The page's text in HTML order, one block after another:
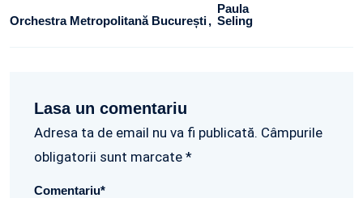
Orchestra Metropolitană București
Paula
Seling
Lasa un comentariu
Adresa ta de email nu va fi publicată. Câmpurile
obligatorii sunt marcate *
Comentariu*